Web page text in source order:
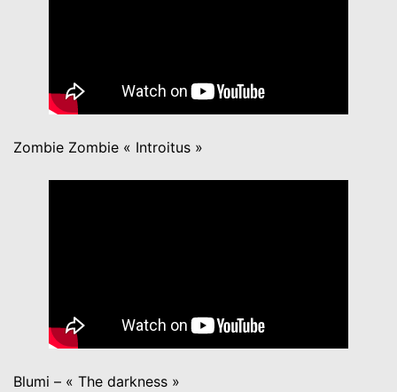
Zombie Zombie « Introitus »
Blumi – « The darkness »